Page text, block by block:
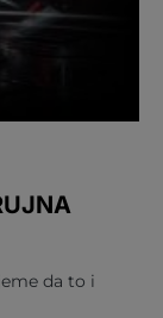
da to i